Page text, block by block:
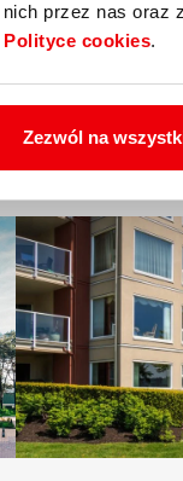
przez nas oraz
Polityce cookies.
Zezwól na